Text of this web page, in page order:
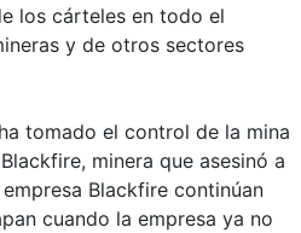
los cárteles en todo el
y de otros sectores
tomado el control de la mina
minera que asesinó a
Blackfire continúan
cuando la empresa ya no